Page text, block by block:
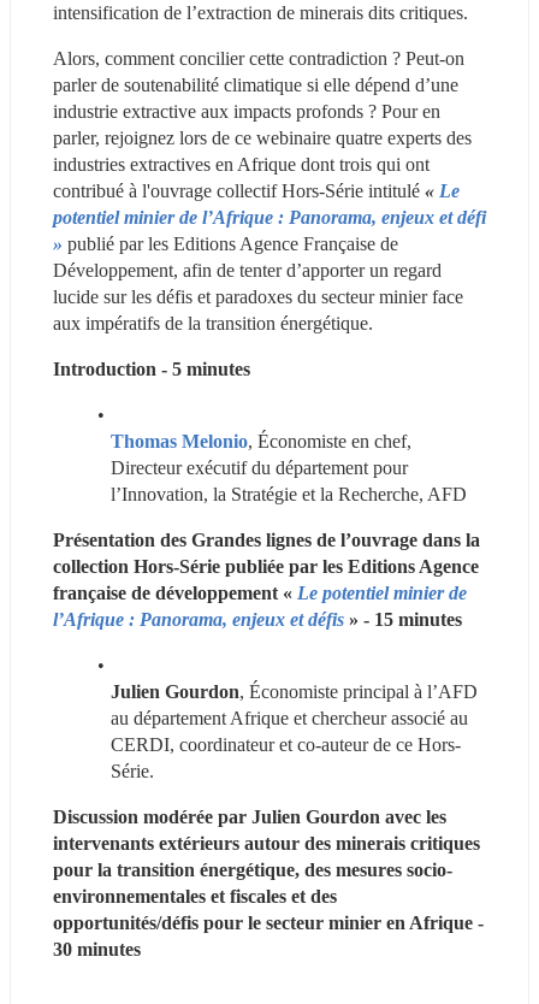
intensification de l’extraction de minerais dits critiques.
Alors, comment concilier cette contradiction ? Peut-on
parler de soutenabilité climatique si elle dépend d’une
industrie extractive aux impacts profonds ? Pour en
parler, rejoignez lors de ce webinaire quatre experts des
industries extractives en Afrique dont trois qui ont
contribué à l'ouvrage collectif Hors-Série intitulé « Le
potentiel minier de l’Afrique : Panorama, enjeux et défi
» publié par les Editions Agence Française de
Développement, afin de tenter d’apporter un regard
lucide sur les défis et paradoxes du secteur minier face
aux impératifs de la transition énergétique.
Introduction - 5 minutes
Thomas Melonio, Économiste en chef,
Directeur exécutif du département pour
l’Innovation, la Stratégie et la Recherche, AFD
Présentation des Grandes lignes de l’ouvrage dans la
collection Hors-Série publiée par les Editions Agence
française de développement « Le potentiel minier de
l’Afrique : Panorama, enjeux et défis » - 15 minutes
Julien Gourdon, Économiste principal à l’AFD
au département Afrique et chercheur associé au
CERDI, coordinateur et co-auteur de ce Hors-
Série.
Discussion modérée par Julien Gourdon avec les
intervenants extérieurs autour des minerais critiques
pour la transition énergétique, des mesures socio-
environnementales et fiscales et des
opportunités/défis pour le secteur minier en Afrique -
30 minutes